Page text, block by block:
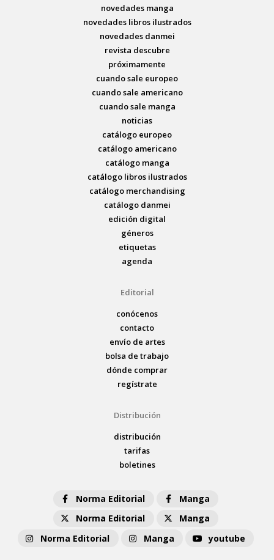
novedades manga
novedades libros ilustrados
novedades danmei
revista descubre
próximamente
cuando sale europeo
cuando sale americano
cuando sale manga
noticias
catálogo europeo
catálogo americano
catálogo manga
catálogo libros ilustrados
catálogo merchandising
catálogo danmei
edición digital
géneros
etiquetas
agenda
Editorial
conócenos
contacto
envío de artes
bolsa de trabajo
dónde comprar
regístrate
Distribución
distribución
tarifas
boletines
Norma Editorial
Manga
Norma Editorial
Manga
Norma Editorial
Manga youtube